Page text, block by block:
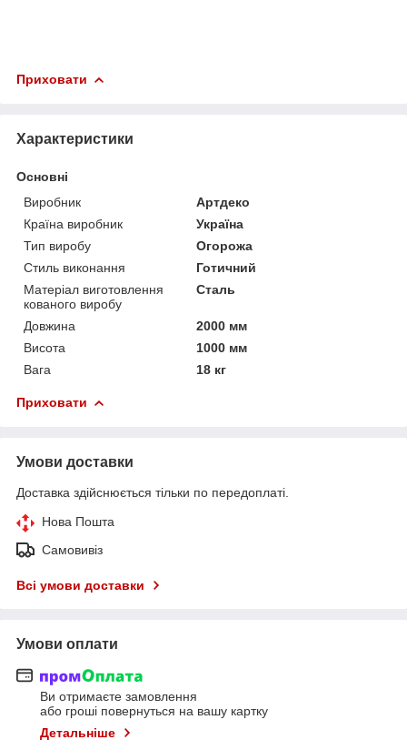
Приховати
Характеристики
Основні
Виробник
Артдеко
Країна виробник
Україна
Тип виробу
Огорожа
Стиль виконання
Готичний
Матеріал виготовлення
кованого виробу
Сталь
Довжина
2000 мм
Висота
1000 мм
Вага
18 кг
Приховати
Умови доставки
Доставка здійснюється тільки по передоплаті.
Нова Пошта
Самовивіз
Всі умови доставки
Умови оплати
Ви отримаєте замовлення
або гроші повернуться на вашу картку
Детальніше